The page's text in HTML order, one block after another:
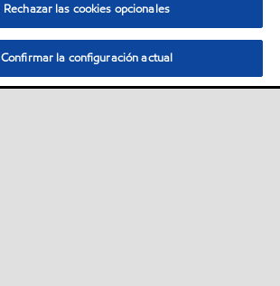
Rechazar las cookies opcionales
Confirmar la configuración actual